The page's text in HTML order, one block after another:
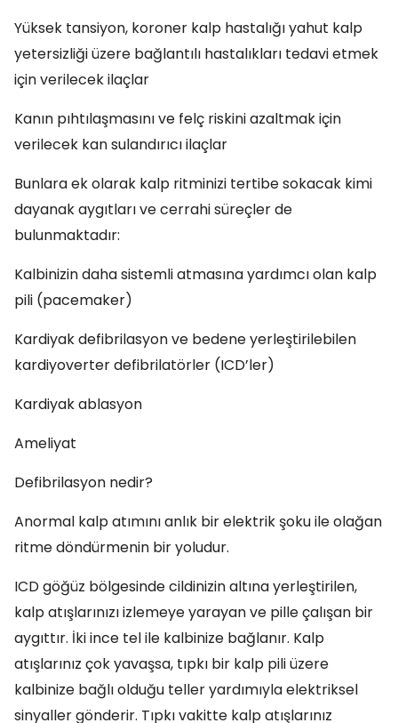
Yüksek tansiyon, koroner kalp hastalığı yahut kalp
yetersizliği üzere bağlantılı hastalıkları tedavi etmek
için verilecek ilaçlar
Kanın pıhtılaşmasını ve felç riskini azaltmak için
verilecek kan sulandırıcı ilaçlar
Bunlara ek olarak kalp ritminizi tertibe sokacak kimi
dayanak aygıtları ve cerrahi süreçler de
bulunmaktadır:
Kalbinizin daha sistemli atmasına yardımcı olan kalp
pili (pacemaker)
Kardiyak defibrilasyon ve bedene yerleştirilebilen
kardiyoverter defibrilatörler (ICD’ler)
Kardiyak ablasyon
Ameliyat
Defibrilasyon nedir?
Anormal kalp atımını anlık bir elektrik şoku ile olağan
ritme döndürmenin bir yoludur.
ICD göğüz bölgesinde cildinizin altına yerleştirilen,
kalp atışlarınızı izlemeye yarayan ve pille çalışan bir
aygıttır. İki ince tel ile kalbinize bağlanır. Kalp
atışlarınız çok yavaşsa, tıpkı bir kalp pili üzere
kalbinize bağlı olduğu teller yardımıyla elektriksel
sinyaller gönderir. Tıpkı vakitte kalp atışlarınız